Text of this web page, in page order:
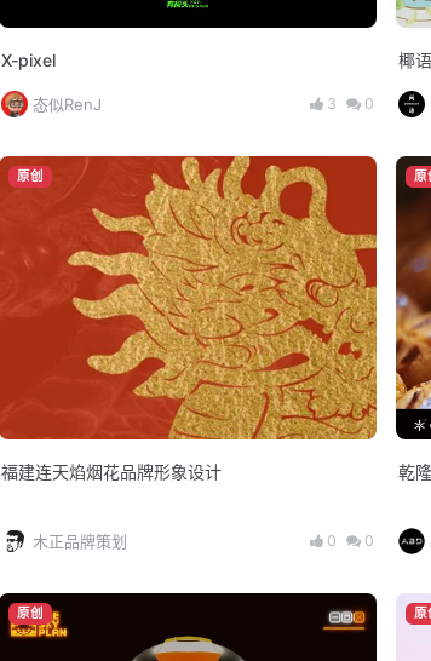
X-pixel
态似RenJ 3 0
椰
原创
福建连天焰烟花品牌形象设计
木正品牌策划 0 0
原
乾
原创 原